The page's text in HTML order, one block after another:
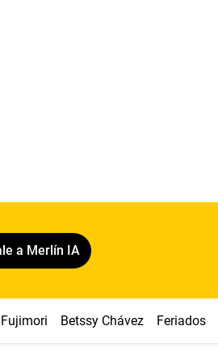
a Merlín IA
Betssy Chávez Feriados